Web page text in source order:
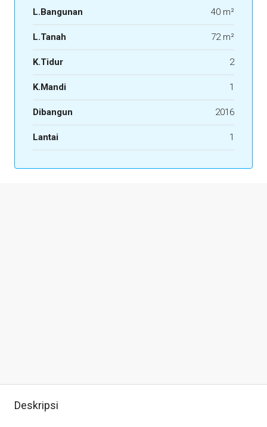
L.Bangunan 40 m²
L.Tanah 72 m²
K.Tidur 2
K.Mandi 1
Dibangun 2016
Lantai 1
Deskripsi